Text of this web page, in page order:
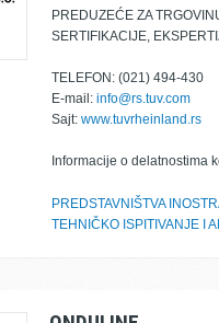
PREDUZEĆE ZA
SERTIFIKACIJE,
TELEFON: (021) 494-430
E-mail: info@rs.tuv.com
Sajt: www.tuvrheinland.rs
Informacije o delatnostima
PREDSTAVNIŠTVA
TEHNIČKO ISPITIVANJE I